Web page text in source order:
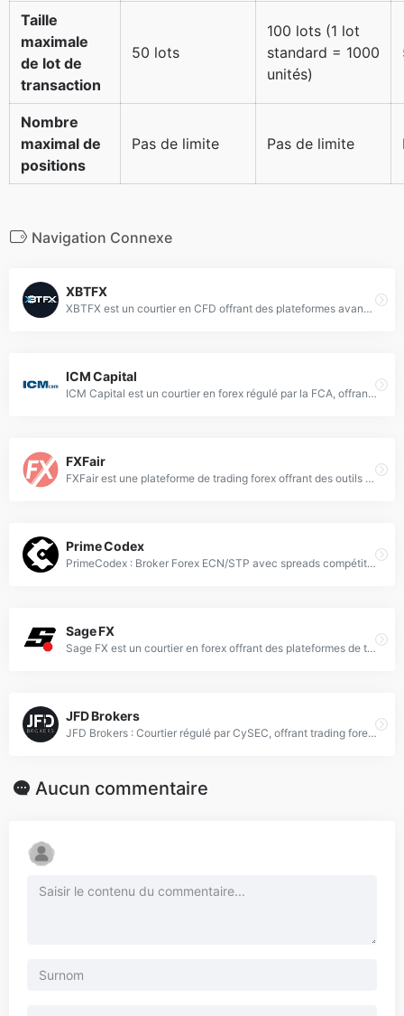
Taille
maximale
de lot de
transaction
50 lots
100 lots (1 lot
standard = 1000
unités)
Nombre
maximal de
positions
Pas de limite Pas de limite
Navigation Connexe
XBTFX
XBTFX est un courtier en CFD offrant des plateformes avancées, une exécution rapide et des spreads compétitifs pour le trading de crypto et forex.
ICM Capital
ICM Capital est un courtier en forex régulé par la FCA, offrant des CFD sur devises, métaux et indices avec une exécution rapide.
FXFair
FXFair est une plateforme de trading forex offrant des outils avancés et des analyses de marché pour les traders professionnels.
Prime Codex
PrimeCodex : Broker Forex ECN/STP avec spreads compétitifs, commissions basses et plateforme compatible EA.
Sage FX
Sage FX est un courtier en forex offrant des plateformes de trading avancées et des spreads compétitifs pour les traders.
JFD Brokers
JFD Brokers : Courtier régulé par CySEC, offrant trading forex, CFD et 1500+ instruments via MT4+/MT5+ avec modèle STP/DMA transparent.
Aucun commentaire